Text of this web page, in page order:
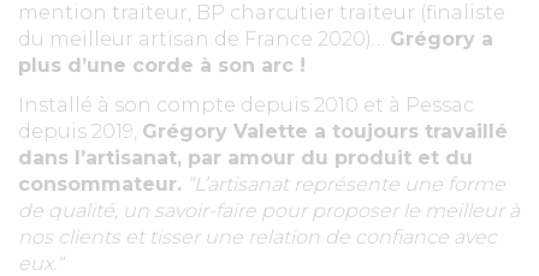
mention traiteur, BP charcutier traiteur (finaliste
du meilleur artisan de France 2020)… Grégory a
plus d’une corde à son arc !
Installé à son compte depuis 2010 et à Pessac
depuis 2019, Grégory Valette a toujours travaillé
dans l’artisanat, par amour du produit et du
consommateur. “L’artisanat représente une forme
de qualité, un savoir-faire pour proposer le meilleur à
nos clients et tisser une relation de confiance avec
eux.“